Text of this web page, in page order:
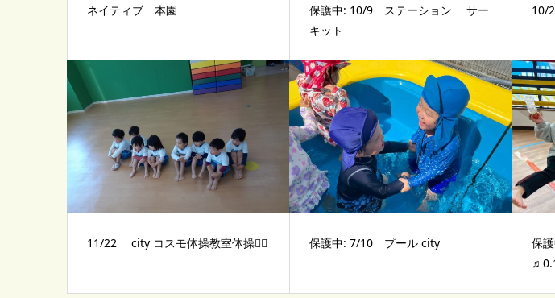
ネイティブ 本園
保護中: 10/9 ステーション サー
キット
10/
11/22 city コスモ体操教室体操🤸‍♂️ 保護中: 7/10 プール city
保